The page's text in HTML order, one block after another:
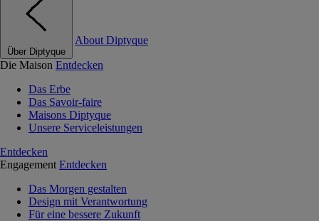
Über Diptyque
About Diptyque
Die Maison Entdecken
Das Erbe
Das Savoir-faire
Maisons Diptyque
Unsere Serviceleistungen
Entdecken
Engagement Entdecken
Das Morgen gestalten
Design mit Verantwortung
Für eine bessere Zukunft